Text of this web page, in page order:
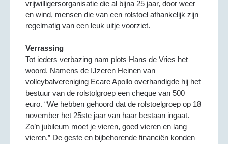
vrijwilligersorganisatie die al bijna 25 jaar, door weer
en wind, mensen die van een rolstoel afhankelijk zijn
regelmatig van een leuk uitje voorziet.
Verrassing
Tot ieders verbazing nam plots Hans de Vries het
woord. Namens de IJzeren Heinen van
volleybalvereniging Ecare Apollo overhandigde hij het
bestuur van de rolstolgroep een cheque van 500
euro. “We hebben gehoord dat de rolstoelgroep op 18
november het 25ste jaar van haar bestaan ingaat.
Zo’n jubileum moet je vieren, goed vieren en lang
vieren.” De geste en bijbehorende financiën konden